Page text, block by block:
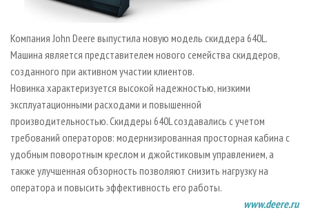
Компания John Deere выпустила новую модель скиддера 640L.
Машина является представителем нового семейства скиддеров,
созданного при активном участии клиентов.
Новинка характеризуется высокой надежностью, низкими
эксплуатационными расходами и повышенной
производительностью. Cкиддеры 640L создавались с учетом
требований операторов: модернизированная просторная кабина с
удобным поворотным креслом и джойстиковым управлением, а
также улучшенная обзорность позволяют снизить нагрузку на
оператора и повысить эффективность его работы.
www.deere.ru